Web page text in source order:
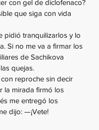
con gel de diclofenaco?
que siga con vida
pidió tranquilizarlos y lo
Si no me va a firmar los
de Sachikova
quejas.
reproche sin decir
la mirada firmó los
me entregó los
dijo: —¡Vete!